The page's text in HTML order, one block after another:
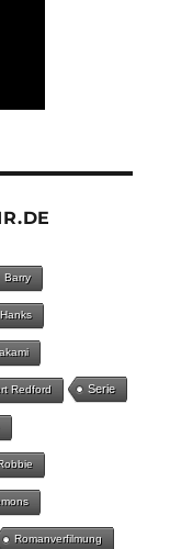
Barry
Redford Serie
Romanverfilmung